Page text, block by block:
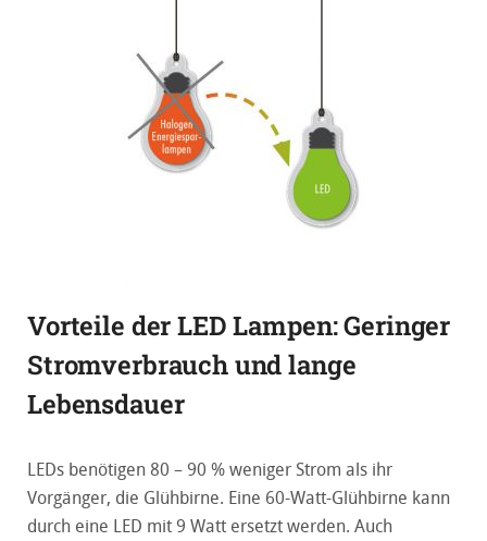
Vorteile der LED Lampen: Geringer
Stromverbrauch und lange
Lebensdauer
LEDs benötigen 80 – 90 % weniger Strom als ihr
Vorgänger, die Glühbirne. Eine 60-Watt-Glühbirne kann
durch eine LED mit 9 Watt ersetzt werden. Auch